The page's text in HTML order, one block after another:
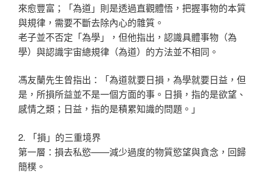
來愈豐富；「為道」則是透過直觀體悟，把握事物的本質
與規律，需要不斷去除內心的雜質。
老子並不否定「為學」，但他指出，認識具體事物（為
學）與認識宇宙總規律（為道）的方法並不相同。
馮友蘭先生曾指出：「為道就要日損，為學就要日益，但
是，所損所益並不是一個方面的事。日損，指的是欲望、
感情之類；日益，指的是積累知識的問題。」
2. 「損」的三重境界
第一層：損去私慾——減少過度的物質慾望與貪念，回歸
簡樸。